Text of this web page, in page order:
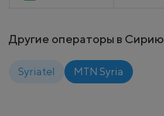
Другие операторы в Сирию
Syriatel MTN Syria